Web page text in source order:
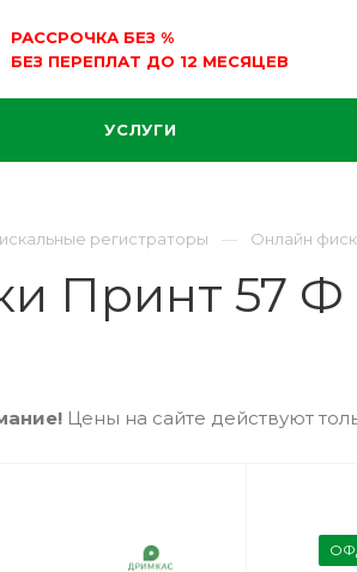
РАССРОЧКА БЕЗ %
БЕЗ ПЕРЕПЛАТ ДО 12 МЕСЯЦЕВ
УСЛУГИ
регистраторы Онлайн
Принт 57
Цены на сайте действуют